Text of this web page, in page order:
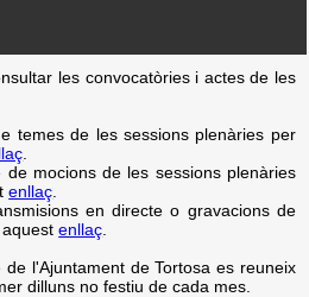
les convocatòries i actes de les
temes de les sessions plenàries per
mocions de les sessions plenàries
enllaç
en directe o gravacions de
aquestenllaç
de l'Ajuntament de Tortosa es reuneix
dilluns no festiu de cada mes.